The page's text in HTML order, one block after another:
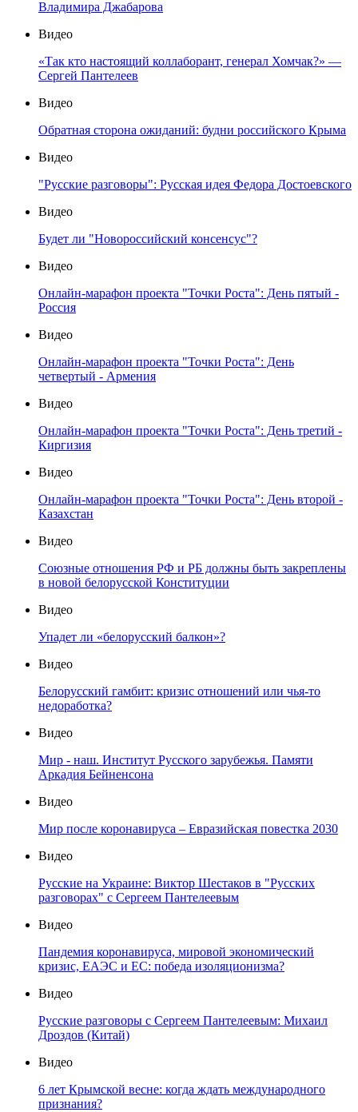
Владимира Джабарова
Видео
«Так кто настоящий коллаборант, генерал Хомчак?» —
Сергей Пантелеев
Видео
Обратная сторона ожиданий: будни российского Крыма
Видео
"Русские разговоры": Русская идея Федора Достоевского
Видео
Будет ли "Новороссийский консенсус"?
Видео
Онлайн-марафон проекта "Точки Роста": День пятый -
Россия
Видео
Онлайн-марафон проекта "Точки Роста": День
четвертый - Армения
Видео
Онлайн-марафон проекта "Точки Роста": День третий -
Киргизия
Видео
Онлайн-марафон проекта "Точки Роста": День второй -
Казахстан
Видео
Союзные отношения РФ и РБ должны быть закреплены
в новой белорусской Конституции
Видео
Упадет ли «белорусский балкон»?
Видео
Белорусский гамбит: кризис отношений или чья-то
недоработка?
Видео
Мир - наш. Институт Русского зарубежья. Памяти
Аркадия Бейненсона
Видео
Мир после коронавируса – Евразийская повестка 2030
Видео
Русские на Украине: Виктор Шестаков в "Русских
разговорах" с Сергеем Пантелеевым
Видео
Пандемия коронавируса, мировой экономический
кризис, ЕАЭС и ЕС: победа изоляционизма?
Видео
Русские разговоры с Сергеем Пантелеевым: Михаил
Дроздов (Китай)
Видео
6 лет Крымской весне: когда ждать международного
признания?